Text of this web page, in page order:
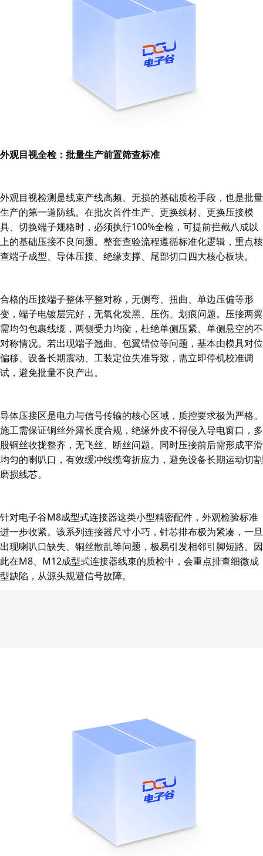
外观目视全检：批量生产前置筛查标准
外观目视检测是线束产线高频、无损的基础质检手段，也是批量
生产的第一道防线。在批次首件生产、更换线材、更换压接模
具、切换端子规格时，必须执行100%全检，可提前拦截八成以
上的基础压接不良问题。整套查验流程遵循标准化逻辑，重点核
查端子成型、导体压接、绝缘支撑、尾部切口四大核心板块。
合格的压接端子整体平整对称，无侧弯、扭曲、单边压偏等形
变，端子电镀层完好，无氧化发黑、压伤、划痕问题。压接两翼
需均匀包裹线缆，两侧受力均衡，杜绝单侧压紧、单侧悬空的不
对称情况。若出现端子翘曲、包翼错位等问题，基本由模具对位
偏移、设备长期震动、工装定位失准导致，需立即停机校准调
试，避免批量不良产出。
导体压接区是电力与信号传输的核心区域，质控要求极为严格。
施工需保证铜丝外露长度合规，绝缘外皮不得侵入导电窗口，多
股铜丝收拢整齐，无飞丝、断丝问题。同时压接前后需形成平滑
均匀的喇叭口，有效缓冲线缆弯折应力，避免设备长期运动切割
磨损线芯。
针对电子谷M8成型式连接器这类小型精密配件，外观检验标准
进一步收紧。该系列连接器尺寸小巧，针芯排布极为紧凑，一旦
出现喇叭口缺失、铜丝散乱等问题，极易引发相邻引脚短路。因
此在M8、M12成型式连接器线束的质检中，会重点排查细微成
型缺陷，从源头规避信号故障。